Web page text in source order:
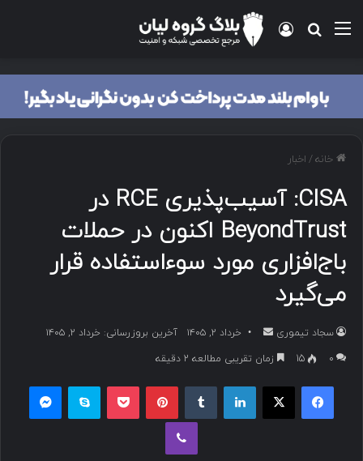
منو جستجو برای
ورود
خانه/ اخبار
CISA: آسیب‌پذیری RCE در
BeyondTrust اکنون در حملات
باج‌افزاری مورد سوءاستفاده قرار
می‌گیرد
سجاد تیموری
ا
خرداد ۲, ۱۴۰۵
آخرین بروزرسانی: خرداد ۲, ۱۴۰۵
۰
15 زمان تقریبی مطالعه 2 دقیقه
فیسبوک ایکس لینکداین پینتریست پاکت اسکایپ
وایبر